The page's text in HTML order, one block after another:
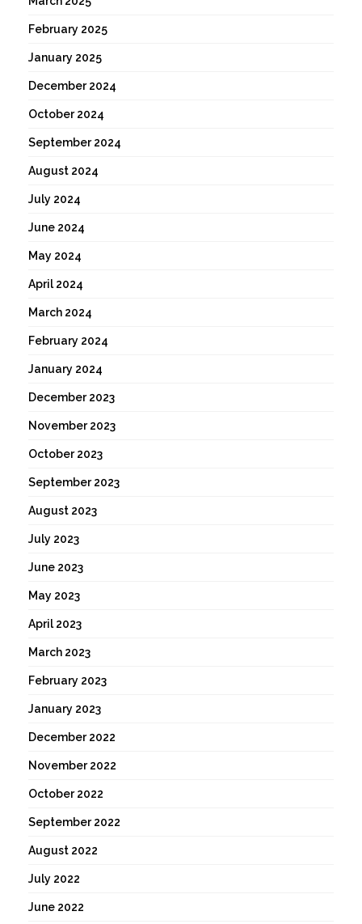
February 2025
January 2025
December 2024
October 2024
September 2024
August 2024
July 2024
June 2024
May 2024
April 2024
March 2024
February 2024
January 2024
December 2023
November 2023
October 2023
September 2023
August 2023
July 2023
June 2023
May 2023
April 2023
March 2023
February 2023
January 2023
December 2022
November 2022
October 2022
September 2022
August 2022
July 2022
June 2022